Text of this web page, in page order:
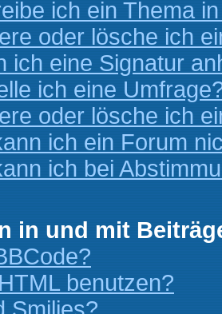
ich ein Thema
oder lösche ich
ich eine Signatur
ich eine
oder lösche ich
ich ein Forum
ich bei
in und mit
benutzen?